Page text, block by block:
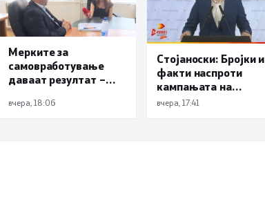
Мерките за
самовработување
даваат резултат –
историски најниско
вчера, 18:06
Стојаноски: Бројки и
факти наспроти
кампањата на
„економските
вчера, 17:41